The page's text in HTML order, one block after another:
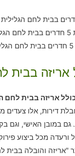
אריזה בבית
אריזה בבית לחם
דירות, אלו צעדים
במובן האישי, וגם
ורעדה מכל ביצוע
והובלה בבית